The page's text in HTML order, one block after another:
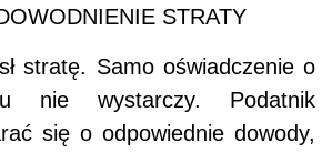
STRATY
stratę. Samo oświadczenie o
nie wystarczy. Podatnik
się o odpowiednie dowody,